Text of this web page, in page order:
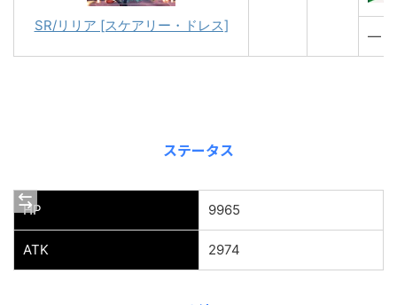
SR/リリア [スケアリー・ドレス]
―
ステータス
HP 9965
ATK 2974